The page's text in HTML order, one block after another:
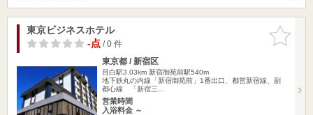
お気に入
りに追加
東京ビジネスホテル
-点/ 0 件
東京都 / 新宿区
目白駅3.03km 新宿御苑前駅540m
地下鉄丸の内線「新宿御苑前」1番出口、都営新宿線、副
都心線 「新宿三…
営業時間
入浴料金 ～